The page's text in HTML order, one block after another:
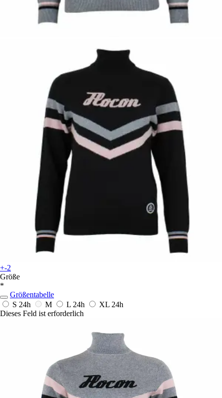
+-2
Größe
*
Größentabelle
S 24h M L 24h XL 24h
Dieses Feld ist erforderlich